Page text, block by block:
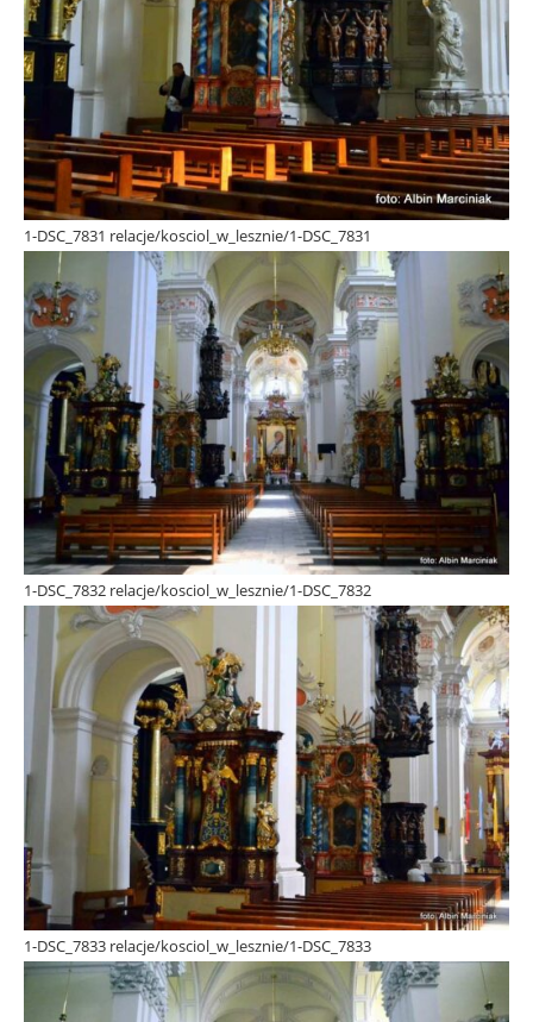
1-DSC_7831 relacje/kosciol_w_lesznie/1-DSC_7831
1-DSC_7832 relacje/kosciol_w_lesznie/1-DSC_7832
1-DSC_7833 relacje/kosciol_w_lesznie/1-DSC_7833